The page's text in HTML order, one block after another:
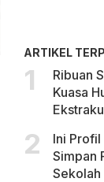
ARTIKEL
Ribuan
Kuasa
Ini Profil
Simpan
Sekolah